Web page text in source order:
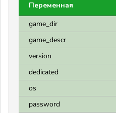
Переменная
game_dir
game_descr
version
dedicated
os
password